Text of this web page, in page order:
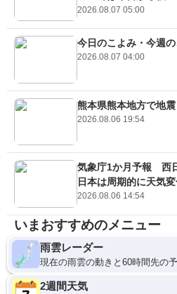
2026.08.07 05:00
今日のこよみ・今週
2026.08.07 04:00
熊本県熊本地方で地
2026.08.06 19:54
気象庁1か月予報 西
日本は周期的に天気
2026.08.06 14:54
いまおすすめのメニュー
雨雲レーダー
現在の雨雲の動きと60時間先の
2週間天気